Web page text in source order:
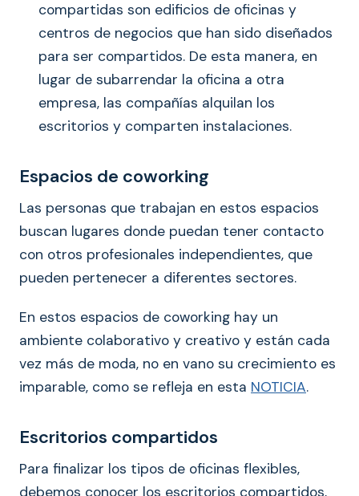
compartidas son edificios de oficinas y
centros de negocios que han sido diseñados
para ser compartidos. De esta manera, en
lugar de subarrendar la oficina a otra
empresa, las compañías alquilan los
escritorios y comparten instalaciones.
Espacios de coworking
Las personas que trabajan en estos espacios
buscan lugares donde puedan tener contacto
con otros profesionales independientes, que
pueden pertenecer a diferentes sectores.
En estos espacios de coworking hay un
ambiente colaborativo y creativo y están cada
vez más de moda, no en vano su crecimiento es
imparable, como se refleja en esta NOTICIA.
Escritorios compartidos
Para finalizar los tipos de oficinas flexibles,
debemos conocer los escritorios compartidos,